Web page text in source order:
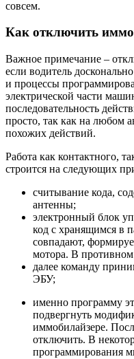
совсем.
Как отключить
Важное примечание –
если водитель
и процессы
электрической части
последовательность
просто, так как на любом
похожих действий.
Работа как контактного,
строится на следующих
считывание кода,
антенны;
электронный блок
код с хранящимся в
совпадают,
мотора. В противном
далее команду
ЭБУ;
именно программу
подвергнуть
иммобилайзере.
отключить. В
программирования